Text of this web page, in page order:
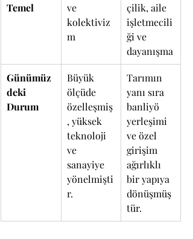
Temel
ve
kolektiviz
m
çilik, aile
işletmecili
ği ve
dayanışma
Günümüz
deki
Durum
Büyük
ölçüde
özelleşmiş
, yüksek
teknoloji
ve
sanayiye
yönelmişti
r.
Tarımın
yanı sıra
banliyö
yerleşimi
ve özel
girişim
ağırlıklı
bir yapıya
dönüşmüş
tür.